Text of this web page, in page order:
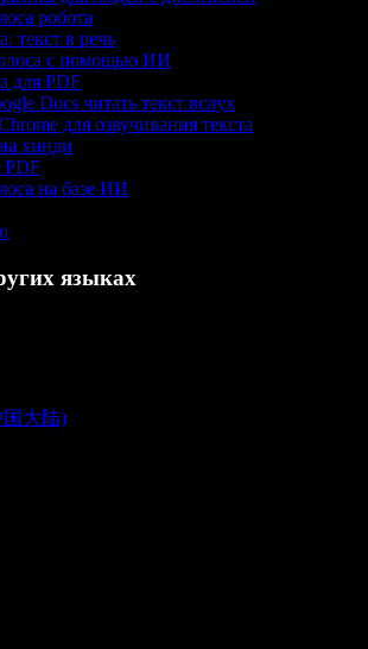
робота
текст в речь
с помощью ИИ
для PDF
Docs читать текст вслух
для озвучивания текста
хинди
PDF
на базе ИИ
языках
大陆)